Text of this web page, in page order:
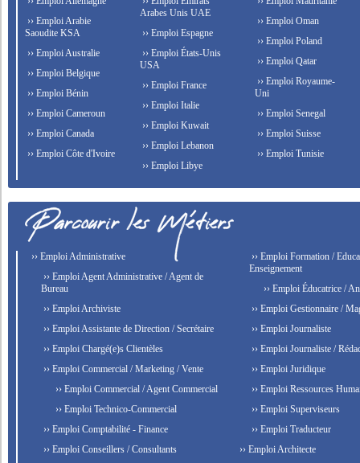
›› Emploi Arabie
Saoudite KSA
›› Emploi Australie
›› Emploi Belgique
›› Emploi Bénin
›› Emploi Cameroun
›› Emploi Canada
›› Emploi Côte d'Ivoire
Arabes Unis UAE
›› Emploi Espagne
›› Emploi États-Unis
USA
›› Emploi France
›› Emploi Italie
›› Emploi Kuwait
›› Emploi Lebanon
›› Emploi Libye
›› Emploi Oman
›› Emploi Poland
›› Emploi Qatar
›› Emploi Royaume-
Uni
›› Emploi Senegal
›› Emploi Suisse
›› Emploi Tunisie
›› Emploi Administrative
›› Emploi Agent Administrative / Agent de
Bureau
›› Emploi Archiviste
›› Emploi Assistante de Direction / Secrétaire
›› Emploi Chargé(e)s Clientèles
›› Emploi Commercial / Marketing / Vente
›› Emploi Commercial / Agent Commercial
›› Emploi Technico-Commercial
›› Emploi Comptabilité - Finance
›› Emploi Conseillers / Consultants
›› Emploi Formation /
Enseignement
›› Emploi Éducatrice /
›› Emploi Gestionnaire /
›› Emploi Journaliste
›› Emploi Journaliste /
›› Emploi Juridique
›› Emploi Ressources
›› Emploi Superviseurs
›› Emploi Traducteur
›› Emploi Architecte